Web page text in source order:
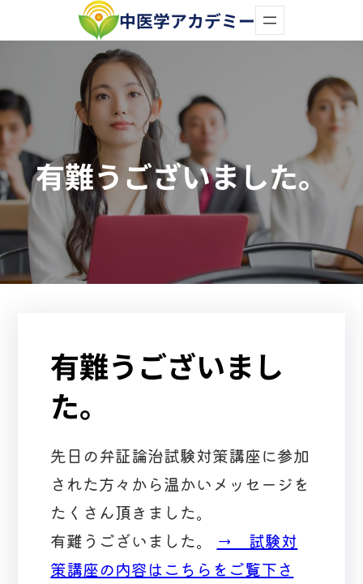
容
ス
キ
ッ
プ
中医学アカデミー
有難うございました。
有難うございまし
た。
先日の弁証論治試験対策講座に参加
された方々から温かいメッセージを
たくさん頂きました。
有難うございました。 → 試験対
策講座の内容はこちらをご覧下さ